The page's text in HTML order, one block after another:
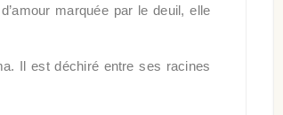
marquée par le deuil, elle
Il est déchiré entre ses racines